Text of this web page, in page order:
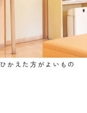
かえた方がよいもの